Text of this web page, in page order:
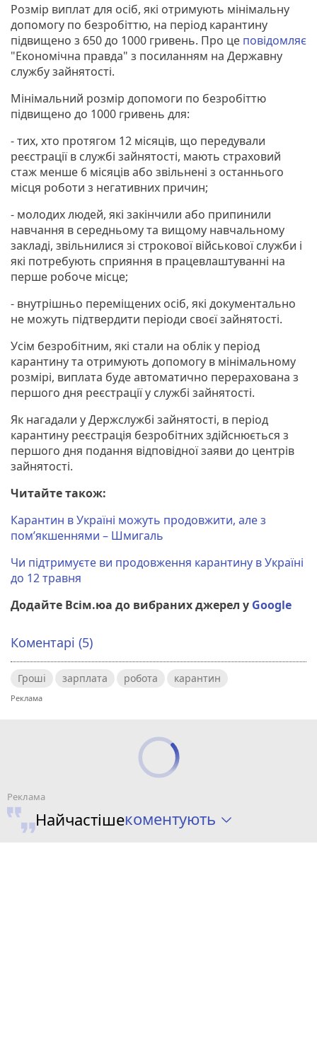
Розмір виплат для осіб, які отримують мінімальну
допомогу по безробіттю, на період карантину
підвищено з 650 до 1000 гривень. Про це повідомляє
"Економічна правда" з посиланням на Державну
службу зайнятості.
Мінімальний розмір допомоги по безробіттю
підвищено до 1000 гривень для:
- тих, хто протягом 12 місяців, що передували
реєстрації в службі зайнятості, мають страховий
стаж менше 6 місяців або звільнені з останнього
місця роботи з негативних причин;
- молодих людей, які закінчили або припинили
навчання в середньому та вищому навчальному
закладі, звільнилися зі строкової військової служби і
які потребують сприяння в працевлаштуванні на
перше робоче місце;
- внутрішньо переміщених осіб, які документально
не можуть підтвердити періоди своєї зайнятості.
Усім безробітним, які стали на облік у період
карантину та отримують допомогу в мінімальному
розмірі, виплата буде автоматично перерахована з
першого дня реєстрації у службі зайнятості.
Як нагадали у Держслужбі зайнятості, в період
карантину реєстрація безробітних здійснюється з
першого дня подання відповідної заяви до центрів
зайнятості.
Читайте також:
Карантин в Україні можуть продовжити, але з
пом’якшеннями – Шмигаль
Чи підтримуєте ви продовження карантину в Україні
до 12 травня
Додайте Всім.юа до вибраних джерел у Google
Коментарі (5)
Гроші зарплата робота карантин
Найчастішекоментують